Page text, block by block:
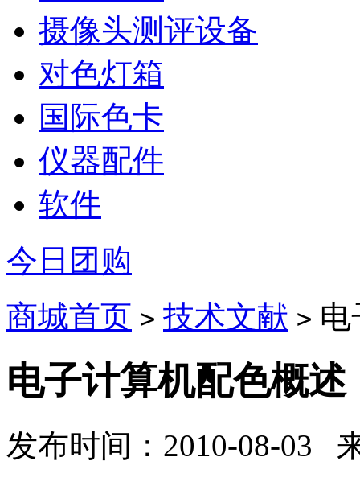
摄像头测评设备
对色灯箱
国际色卡
仪器配件
软件
今日团购
商城首页 > 技术文献 > 电
电子计算机配色概述
发布时间：2010-08-03